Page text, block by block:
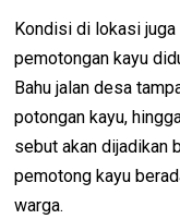
Kondisi di lokasi
pemotongan kayu
Bahu jalan desa
potongan kayu,
sebut akan dijadikan
pemotong kayu
warga.